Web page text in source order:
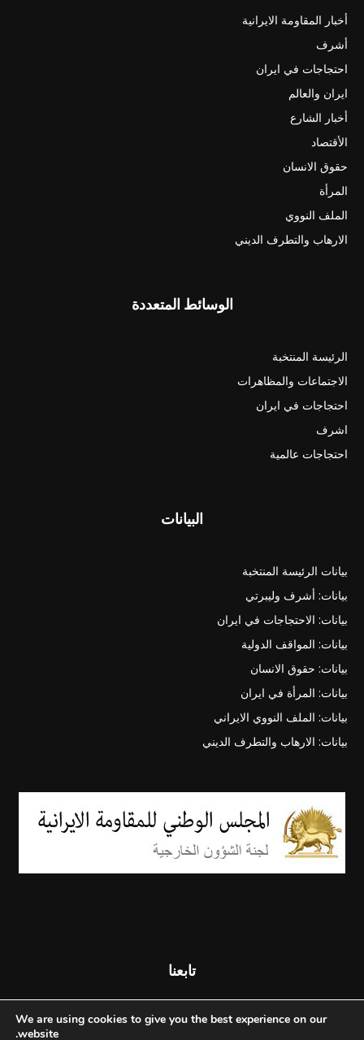
أخبار المقاومة الايرانية
أشرف
احتجاجات في ايران
ايران والعالم
أخبار الشارع
الأقتصاد
حقوق الانسان
المرأة
الملف النووي
الارهاب والتطرف الديني
الوسائط المتعددة
الرئيسة المنتخبة
الاجتماعات والمظاهرات
احتجاجات في ايران
اشرف
احتجاجات عالمية
البيانات
بيانات الرئيسة المنتخبة
بيانات: أشرف وليبرتي
بيانات: الاحتجاجات في ايران
بيانات: المواقف الدولية
بيانات: حقوق الانسان
بيانات: المرأة في ايران
بيانات: الملف النووي الايراني
بيانات: الارهاب والتطرف الديني
تابعنا
We are using cookies to give you the best experience on our
website.